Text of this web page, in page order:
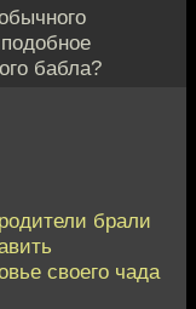
бабла?
брали
своего чада